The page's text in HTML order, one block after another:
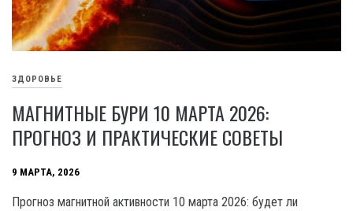
ЗДОРОВЬЕ
МАГНИТНЫЕ БУРИ 10 МАРТА 2026:
ПРОГНОЗ И ПРАКТИЧЕСКИЕ СОВЕТЫ
9 МАРТА, 2026
Прогноз магнитной активности 10 марта 2026: будет ли